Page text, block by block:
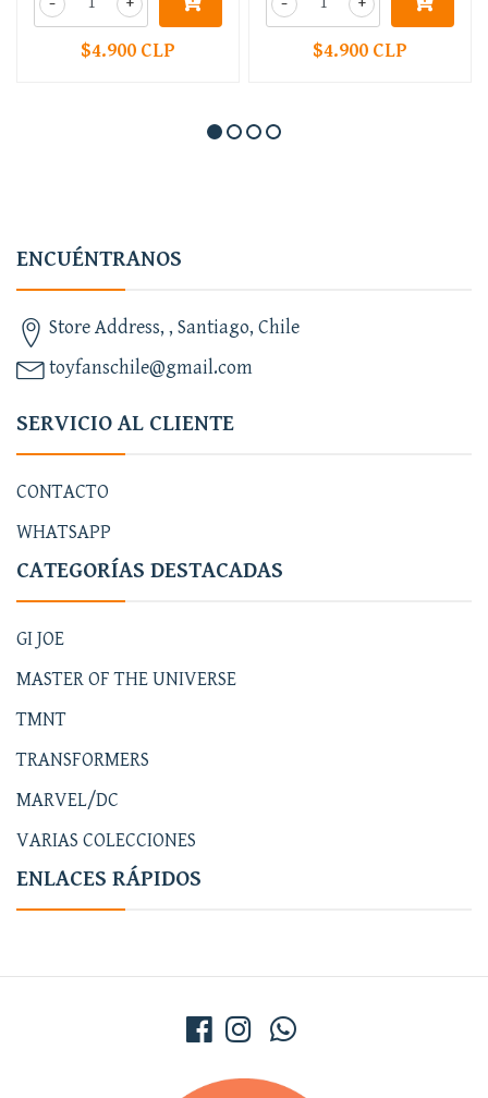
$4.900 CLP $4.900 CLP
ENCUÉNTRANOS
Store Address, , Santiago, Chile
toyfanschile@gmail.com
SERVICIO AL CLIENTE
CONTACTO
WHATSAPP
CATEGORÍAS DESTACADAS
GI JOE
MASTER OF THE UNIVERSE
TMNT
TRANSFORMERS
MARVEL/DC
VARIAS COLECCIONES
ENLACES RÁPIDOS